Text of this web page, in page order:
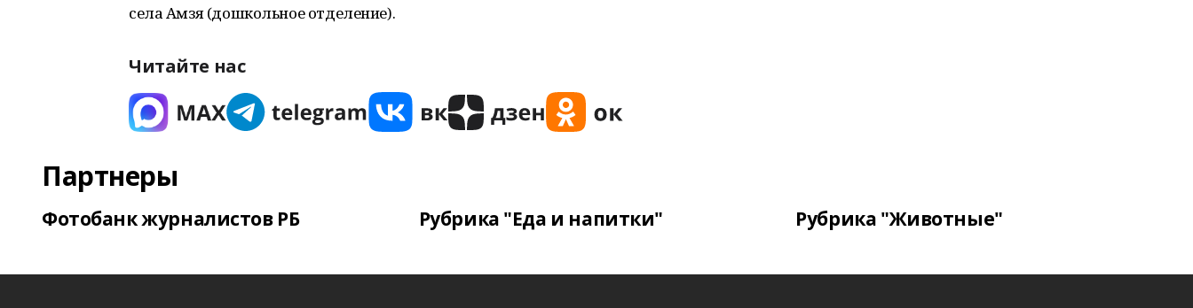
села Амзя (дошкольное отделение).
Читайте нас
Партнеры
Фотобанк журналистов РБ Рубрика "Еда и напитки" Рубрика "Животные"